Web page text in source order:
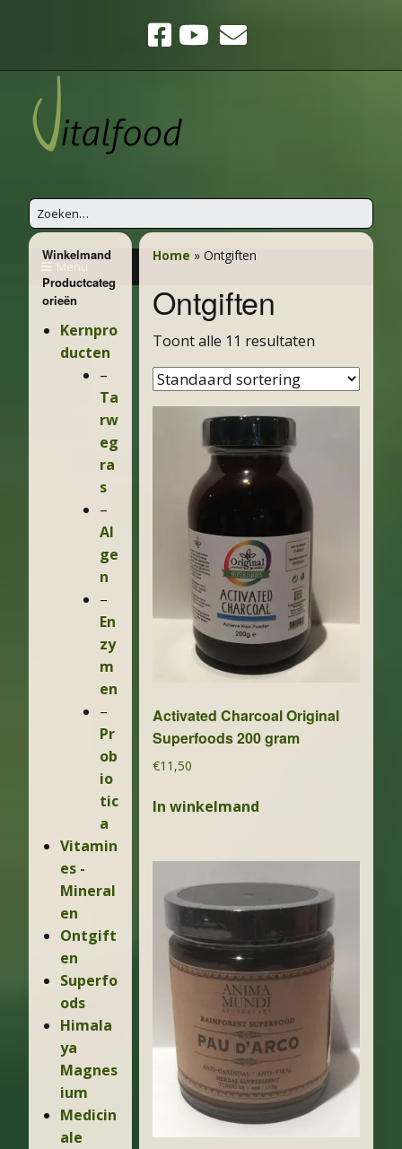
Winkelmand
Productcateg
orieën
Kernpro
ducten
Ta
rw
eg
ra
s
Al
ge
n
En
zy
m
en
Pr
ob
io
tic
a
Vitamin
es -
Mineral
en
Ontgift
en
Superfo
ods
Himala
ya
Magnes
ium
Medicin
ale
Home » Ontgiften
Ontgiften
Toont alle 11 resultaten
Activated Charcoal Original
Superfoods 200 gram
€11,50
In winkelmand